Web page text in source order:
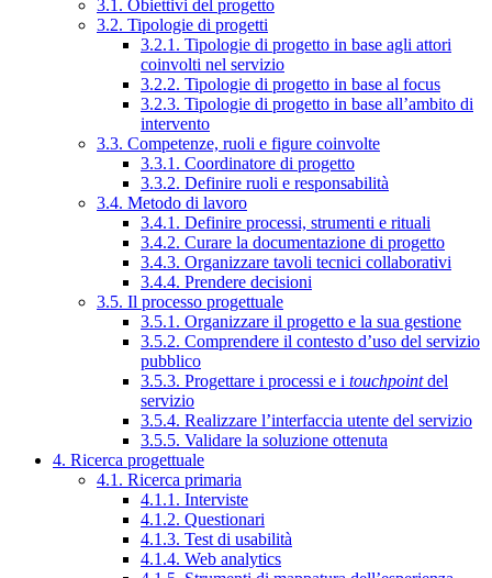
3.1. Obiettivi del progetto
3.2. Tipologie di progetti
3.2.1. Tipologie di progetto in base agli attori
coinvolti nel servizio
3.2.2. Tipologie di progetto in base al focus
3.2.3. Tipologie di progetto in base all’ambito di
intervento
3.3. Competenze, ruoli e figure coinvolte
3.3.1. Coordinatore di progetto
3.3.2. Definire ruoli e responsabilità
3.4. Metodo di lavoro
3.4.1. Definire processi, strumenti e rituali
3.4.2. Curare la documentazione di progetto
3.4.3. Organizzare tavoli tecnici collaborativi
3.4.4. Prendere decisioni
3.5. Il processo progettuale
3.5.1. Organizzare il progetto e la sua gestione
3.5.2. Comprendere il contesto d’uso del servizio
pubblico
3.5.3. Progettare i processi e i touchpointdel
servizio
3.5.4. Realizzare l’interfaccia utente del servizio
3.5.5. Validare la soluzione ottenuta
4. Ricerca progettuale
4.1. Ricerca primaria
4.1.1. Interviste
4.1.2. Questionari
4.1.3. Test di usabilità
4.1.4. Web analytics